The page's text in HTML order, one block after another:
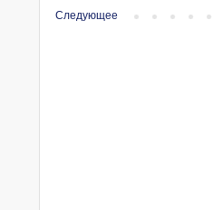
Следующее